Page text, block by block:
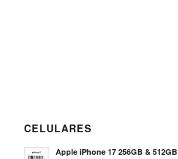
CELULARES
Apple iPhone 17 256GB & 512GB